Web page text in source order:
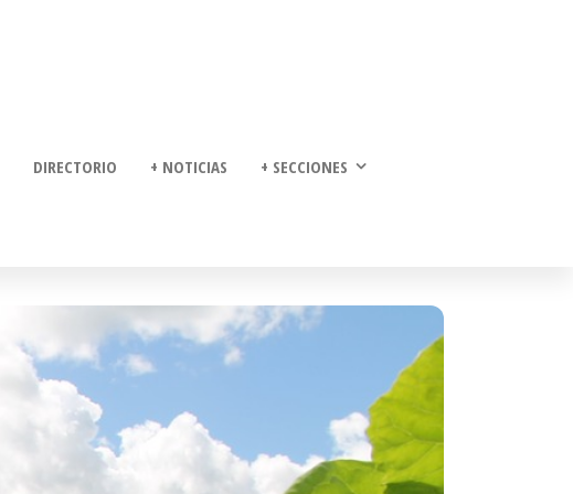
DIRECTORIO + NOTICIAS + SECCIONES